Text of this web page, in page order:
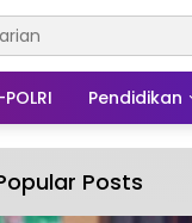
Pendidikan
Posts